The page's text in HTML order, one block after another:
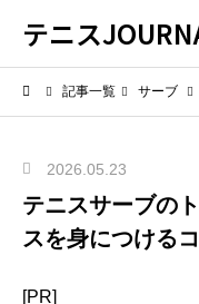
テニス
記事一覧 サーブ
2026.05.23
テニスサーブの
スを身につける
[PR]